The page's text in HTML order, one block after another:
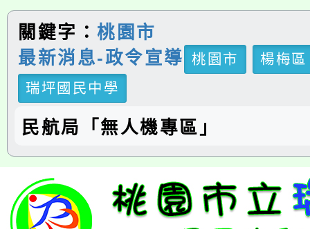
關鍵字：桃園市
最新消息-政令宣導
桃園市
楊梅區
瑞坪國民中學
民航局「無人機專區」